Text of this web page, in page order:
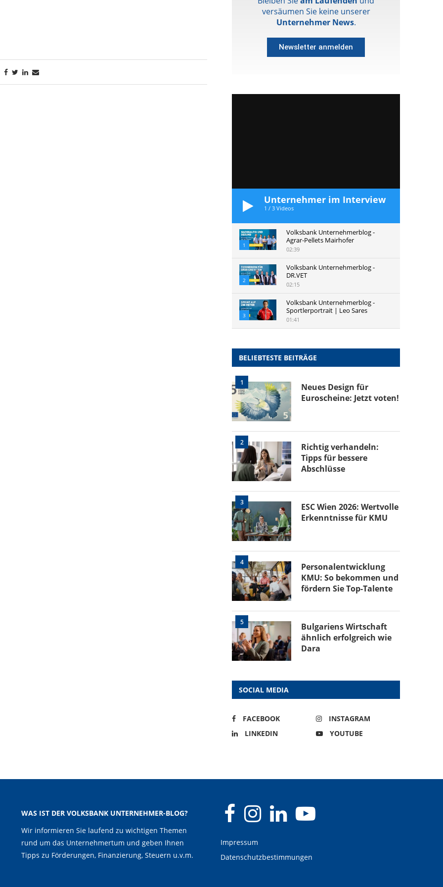
versäumen Sie keine unserer
Unternehmer News.
Newsletter anmelden
Unternehmer im Interview
1 / 3 Videos
1
Volksbank Unternehmerblog -
Agrar-Pellets Mairhofer
02:39
2
Volksbank Unternehmerblog -
DR.VET
02:15
3
Volksbank Unternehmerblog -
Sportlerportrait | Leo Sares
01:41
BELIEBTESTE BEITRÄGE
1
Neues Design für
Euroscheine: Jetzt voten!
2
Richtig verhandeln:
Tipps für bessere
Abschlüsse
3
ESC Wien 2026: Wertvolle
Erkenntnisse für KMU
4
Personalentwicklung
KMU: So bekommen und
fördern Sie Top-Talente
5
Bulgariens Wirtschaft
ähnlich erfolgreich wie
Dara
SOCIAL MEDIA
FACEBOOK
INSTAGRAM
LINKEDIN
YOUTUBE
WAS IST DER VOLKSBANK UNTERNEHMER-BLOG?
Wir informieren Sie laufend zu wichtigen Themen
rund um das Unternehmertum und geben Ihnen
Tipps zu Förderungen, Finanzierung, Steuern u.v.m.
Impressum
Datenschutzbestimmungen